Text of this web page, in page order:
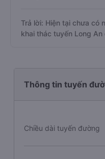
Trả lời: Hiện tại chưa có
khai thác tuyến Long
Thông tin tuyến
Chiều dài tuyến đường